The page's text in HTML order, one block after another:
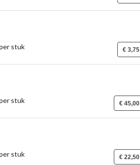
stuk € 3,75
stuk € 45,00
stuk € 22,50